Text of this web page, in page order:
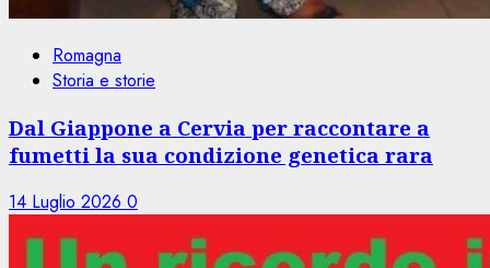
Romagna
Storia e storie
Dal Giappone a Cervia per raccontare a
fumetti la sua condizione genetica rara
14 Luglio 2026 0